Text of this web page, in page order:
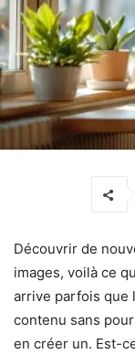
Découvrir de
images, voilà ce
arrive parfois que
contenu sans
en créer un. Est-